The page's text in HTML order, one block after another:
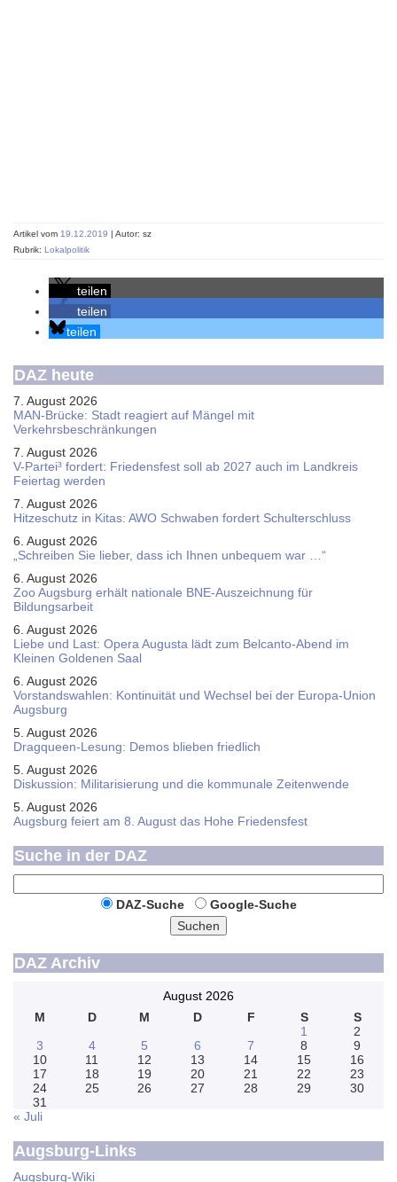
Artikel vom 19.12.2019 | Autor: sz
Rubrik: Lokalpolitik
teilen
teilen
teilen
DAZ heute
7. August 2026
MAN-Brücke: Stadt reagiert auf Mängel mit
Verkehrsbeschränkungen
7. August 2026
V-Partei­³ fordert: Friedens­fest soll ab 2027 auch im Land­kreis
Feier­tag werden
7. August 2026
Hitzeschutz in Kitas: AWO Schwaben fordert Schulterschluss
6. August 2026
„Schreiben Sie lieber, dass ich Ihnen unbequem war …“
6. August 2026
Zoo Augsburg erhält nationale BNE-Auszeichnung für
Bildungsarbeit
6. August 2026
Liebe und Last: Opera Augusta lädt zum Belcanto-Abend im
Kleinen Goldenen Saal
6. August 2026
Vorstandswahlen: Kontinuität und Wechsel bei der Europa-Union
Augsburg
5. August 2026
Dragqueen-Lesung: Demos blieben friedlich
5. August 2026
Diskussion: Mi­li­ta­ri­sie­rung und die kommunale Zeitenwende
5. August 2026
Augsburg feiert am 8. August das Hohe Friedensfest
Suche in der DAZ
DAZ-Suche
Google-Suche
Suchen
DAZ Archiv
August 2026
M
D M D F S
S
1
2
3
4 5 6 7 8
9
10
11 12 13 14 15
16
17
18 19 20 21 22
23
24
25 26 27 28 29
30
31
« Juli
Augsburg-Links
Augsburg-Wiki